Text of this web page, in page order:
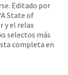
Editado por
State of
y el relax
selectos más
completa en